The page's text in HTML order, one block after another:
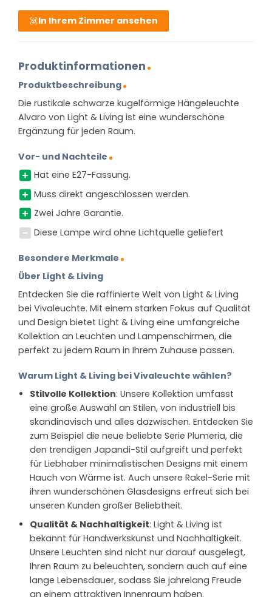
In Ihrem Zimmer ansehen
Produktinformationen
Produktbeschreibung
Die rustikale schwarze kugelförmige Hängeleuchte
Alvaro von Light & Living ist eine wunderschöne
Ergänzung für jeden Raum.
Vor- und Nachteile
Hat eine E27-Fassung.
Muss direkt angeschlossen werden.
Zwei Jahre Garantie.
Diese Lampe wird ohne Lichtquelle geliefert
Besondere Merkmale
Über Light & Living
Entdecken Sie die raffinierte Welt von Light & Living
bei Vivaleuchte. Mit einem starken Fokus auf Qualität
und Design bietet Light & Living eine umfangreiche
Kollektion an Leuchten und Lampenschirmen, die
perfekt zu jedem Raum in Ihrem Zuhause passen.
Warum Light & Living bei Vivaleuchte wählen?
Stilvolle Kollektion: Unsere Kollektion umfasst
eine große Auswahl an Stilen, von industriell bis
skandinavisch und alles dazwischen. Entdecken Sie
zum Beispiel die neue beliebte Serie Plumeria, die
den trendigen Japandi-Stil aufgreift und perfekt
für Liebhaber minimalistischen Designs mit einem
Hauch von Wärme ist. Auch unsere Rakel-Serie mit
ihren wunderschönen Glasdesigns erfreut sich bei
unseren Kunden großer Beliebtheit.
Qualität & Nachhaltigkeit: Light & Living ist
bekannt für Handwerkskunst und Nachhaltigkeit.
Unsere Leuchten sind nicht nur darauf ausgelegt,
Ihren Raum zu beleuchten, sondern auch auf eine
lange Lebensdauer, sodass Sie jahrelang Freude
an einem attraktiven Innenraum haben.